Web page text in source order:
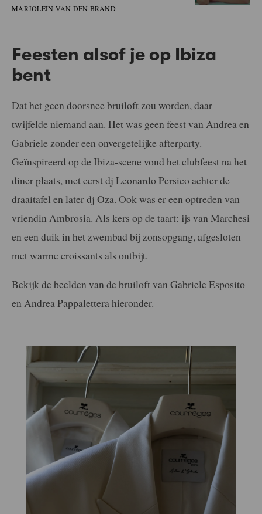
MARJOLEIN VAN DEN BRAND
Feesten alsof je op Ibiza
bent
Dat het geen doorsnee bruiloft zou worden, daar
twijfelde niemand aan. Het was geen feest van Andrea en
Gabriele zonder een onvergetelijke afterparty.
Geïnspireerd op de Ibiza-scene vond het clubfeest na het
diner plaats, met eerst dj Leonardo Persico achter de
draaitafel en later dj Oza. Ook was er een optreden van
vriendin Ambrosia. Als kers op de taart: ijs van Marchesi
en een duik in het zwembad bij zonsopgang, afgesloten
met warme croissants als ontbijt.
Bekijk de beelden van de bruiloft van Gabriele Esposito
en Andrea Pappalettera hieronder.